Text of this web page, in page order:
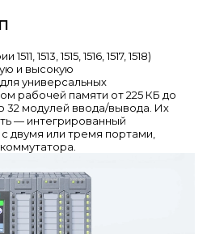
1513, 1515, 1516, 1517, 1518)
и высокую
универсальных
рабочей памяти от 225 КБ до
32 модулей ввода/вывода. Их
— интегрированный
двумя или тремя портами,